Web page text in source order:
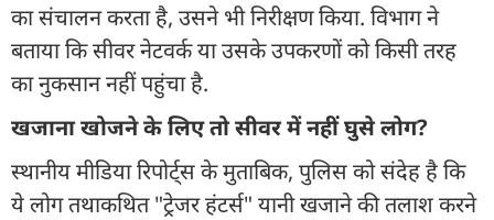
का संचालन करता है, उसने भी निरीक्षण किया. विभाग ने
बताया कि सीवर नेटवर्क या उसके उपकरणों को किसी तरह
का नुकसान नहीं पहुंचा है.
खजाना खोजने के लिए तो सीवर में नहीं घुसे लोग?
स्थानीय मीडिया रिपोर्ट्स के मुताबिक, पुलिस को संदेह है कि
ये लोग तथाकथित "ट्रेजर हंटर्स" यानी खजाने की तलाश करने